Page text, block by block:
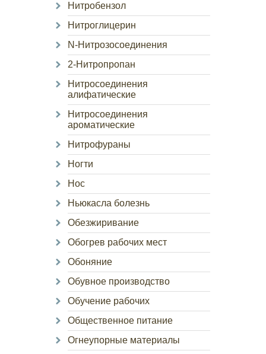
Нитробензол
Нитроглицерин
N-Нитрозосоединения
2-Нитропропан
Нитросоединения
алифатические
Нитросоединения
ароматические
Нитрофураны
Ногти
Нос
Ньюкасла болезнь
Обезжиривание
Обогрев рабочих мест
Обоняние
Обувное производство
Обучение рабочих
Общественное питание
Огнеупорные материалы